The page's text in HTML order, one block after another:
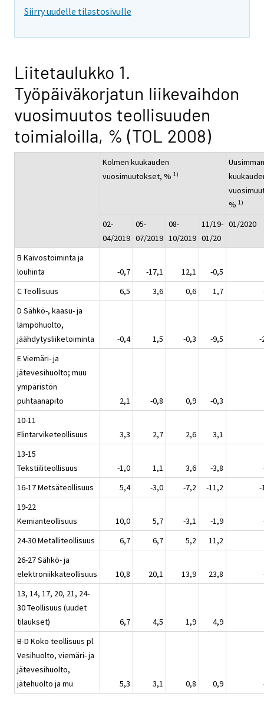
Siirry uudelle tilastosivulle
Liitetaulukko 1.
Työpäiväkorjatun liikevaihdon
vuosimuutos teollisuuden
toimialoilla, % (TOL 2008)
Kolmen kuukauden
vuosimuutokset, % 1)
Uusimman
% 1)
02-
04/2019
05-
07/2019
08-
10/2019
11/19-
01/20
01/2020
B Kaivostoiminta ja
louhinta
-0,7 -17,1 12,1
-0,5
C Teollisuus
6,5 3,6 0,6 1,7
D Sähkö-, kaasu- ja
lämpöhuolto,
jäähdytysliiketoiminta
-0,4 1,5 -0,3 -9,5
-
E Viemäri- ja
jätevesihuolto; muu
ympäristön
puhtaanapito
2,1 -0,8 0,9
-0,3
10-11
Elintarviketeollisuus
3,3 2,7 2,6
3,1
13-15
Tekstiiliteollisuus
-1,0 1,1 3,6 -3,8
16-17 Metsäteollisuus
5,4 -3,0 -7,2 -11,2
-
19-22
Kemianteollisuus
10,0 5,7 -3,1 -1,9
24-30 Metalliteollisuus
6,7 6,7 5,2
11,2
26-27 Sähkö- ja
elektroniikkateollisuus
10,8 20,1 13,9 23,8
13, 14, 17, 20, 21, 24-
30 Teollisuus (uudet
tilaukset)
6,7 4,5 1,9
4,9
B-D Koko teollisuus pl.
Vesihuolto, viemäri- ja
jätevesihuolto,
jätehuolto ja mu
5,3 3,1 0,8 0,9